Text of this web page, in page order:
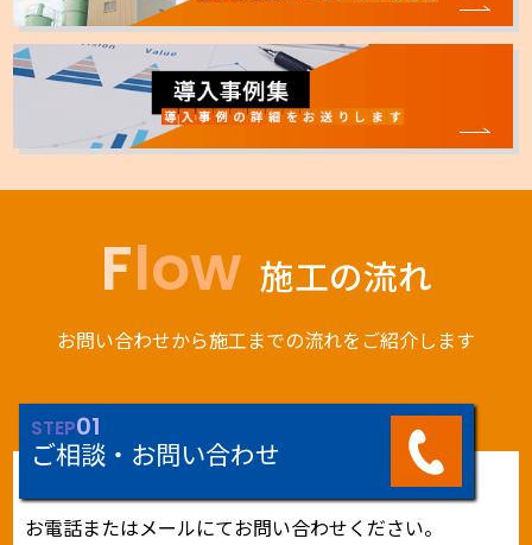
Flow 施工の流れ
お問い合わせから施工までの流れをご紹介します
STEP01
ご相談・お問い合わせ
お電話またはメールにてお問い合わせください。